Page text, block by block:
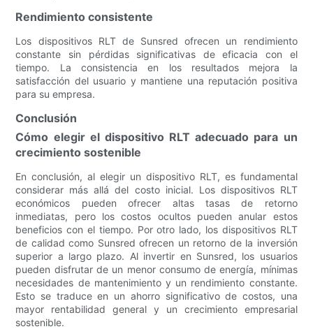
Rendimiento consistente
Los dispositivos RLT de Sunsred ofrecen un rendimiento
constante sin pérdidas significativas de eficacia con el
tiempo. La consistencia en los resultados mejora la
satisfacción del usuario y mantiene una reputación positiva
para su empresa.
Conclusión
Cómo elegir el dispositivo RLT adecuado para un
crecimiento sostenible
En conclusión, al elegir un dispositivo RLT, es fundamental
considerar más allá del costo inicial. Los dispositivos RLT
económicos pueden ofrecer altas tasas de retorno
inmediatas, pero los costos ocultos pueden anular estos
beneficios con el tiempo. Por otro lado, los dispositivos RLT
de calidad como Sunsred ofrecen un retorno de la inversión
superior a largo plazo. Al invertir en Sunsred, los usuarios
pueden disfrutar de un menor consumo de energía, mínimas
necesidades de mantenimiento y un rendimiento constante.
Esto se traduce en un ahorro significativo de costos, una
mayor rentabilidad general y un crecimiento empresarial
sostenible.